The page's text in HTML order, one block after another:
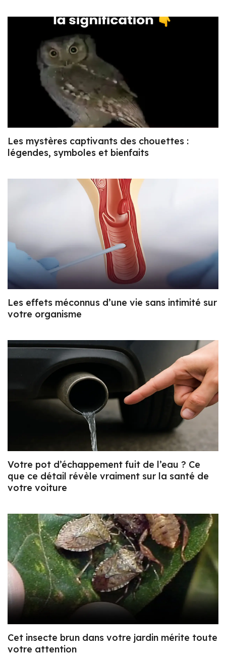
Les mystères captivants des chouettes :
légendes, symboles et bienfaits
Les effets méconnus d’une vie sans intimité sur
votre organisme
Votre pot d’échappement fuit de l’eau ? Ce
que ce détail révèle vraiment sur la santé de
votre voiture
Cet insecte brun dans votre jardin mérite toute
votre attention